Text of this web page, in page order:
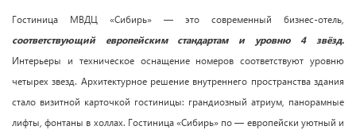
Гостиница МВДЦ «Сибирь» — это современный бизнес-отель,
соответствующий европейским стандартам и уровню 4 звёзд.
Интерьеры и техническое оснащение номеров соответствуют уровню
четырех звезд. Архитектурное решение внутреннего пространства здания
стало визитной карточкой гостиницы: грандиозный атриум, панорамные
лифты, фонтаны в холлах. Гостиница «Сибирь» по — европейски уютный и